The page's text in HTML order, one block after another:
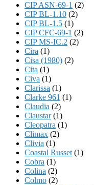
CIP ASN-69-1 (2)
CIP BL-1.10 (2)
CIP BL-1.5 (1)
CIP CFC-69-1 (2)
CIP MS-IC.2 (2)
Cira (1)
Cisa (1980) (2)
Cita (1)
Civa (1)
Clarissa (1)
Clarke 961 (1)
Claudia (2)
Claustar(1)
Cleopatra (1)
Climax (2)
Clivia (1)
Coastal Russet (1)
Cobra (1)
Colina (2)
Colmo (2)